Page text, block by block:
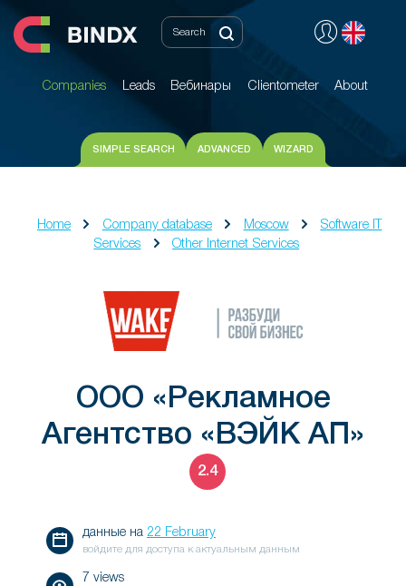
Companies Leads Вебинары Clientometer About
Companies Leads Вебинары Clientometer About
SIMPLE SEARCH ADVANCED WIZARD
Home Company database Moscow
Software IT
Services
Other Internet Services
ООО «Рекламное
Агентство «ВЭЙК АП»
2.4
данные на 22 February
войдите для доступа к актуальным данным
7 views